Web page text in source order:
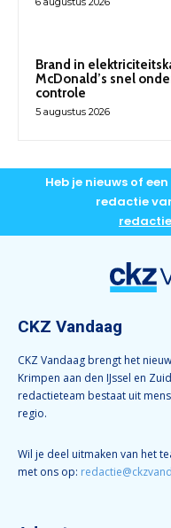
Brand in
McDonald’s snel
controle
5 augustus 2026
Heb je nieuws of
redactie
CKZ Vandaag
CKZ Vandaag brengt het
Krimpen aan den IJssel en
redactieteam bestaat uit
regio.
Wil je deel uitmaken van het
met ons op: